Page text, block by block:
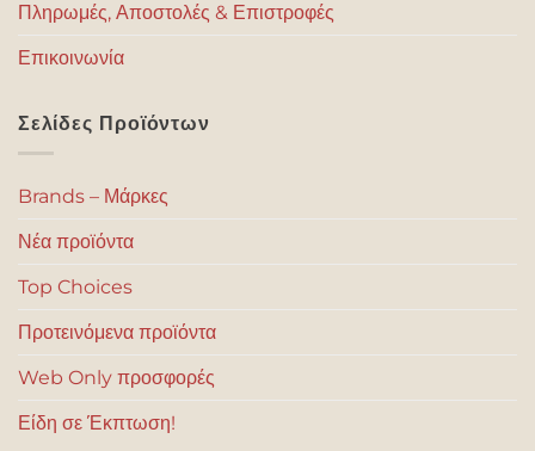
Πληρωμές, Αποστολές & Επιστροφές
Επικοινωνία
Σελίδες Προϊόντων
Brands – Μάρκες
Νέα προϊόντα
Top Choices
Προτεινόμενα προϊόντα
Web Only προσφορές
Είδη σε Έκπτωση!